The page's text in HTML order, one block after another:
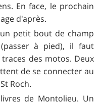
En face, le prochain
d'après.
petit bout de champ
à pied), il faut
des motos. Deux
de se connecter au
Roch.
de Montolieu. Un